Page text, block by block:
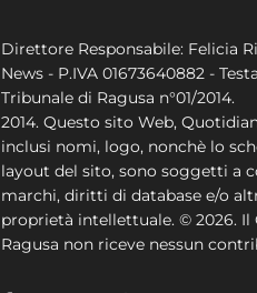
Direttore Responsabile: Felicia
News - P.IVA 01673640882 -
Tribunale di Ragusa n°01/2014.
2014. Questo sito Web,
inclusi nomi, logo, nonchè lo
layout del sito, sono soggetti a
marchi, diritti di database e/o
proprietà intellettuale. © 2026. Il
Ragusa non riceve nessun